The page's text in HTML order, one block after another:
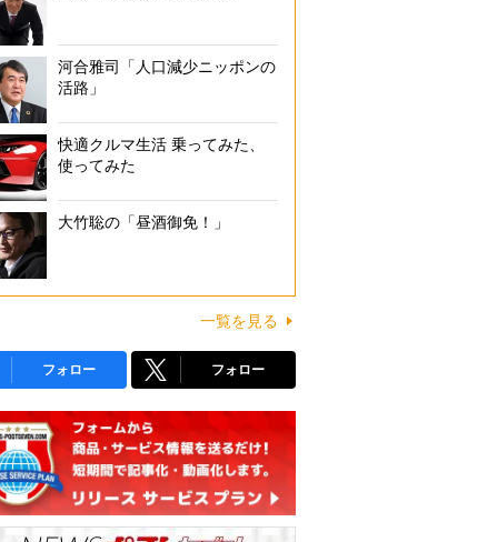
河合雅司「人口減少ニッポンの
活路」
快適クルマ生活 乗ってみた、
使ってみた
大竹聡の「昼酒御免！」
一覧を見る
フォロー フォロー